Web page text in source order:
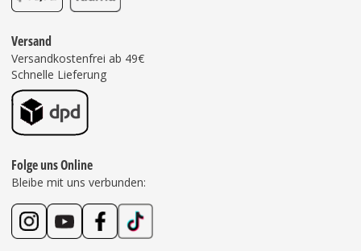
Versand
Versandkostenfrei ab 49€
Schnelle Lieferung
Folge uns Online
Bleibe mit uns verbunden: